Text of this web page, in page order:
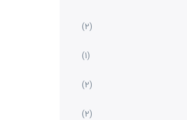
(2)
(1)
(2)
(2)